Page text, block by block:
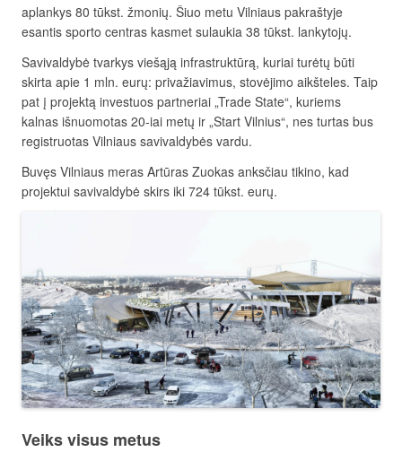
aplankys 80 tūkst. žmonių. Šiuo metu Vilniaus pakraštyje
esantis sporto centras kasmet sulaukia 38 tūkst. lankytojų.
Savivaldybė tvarkys viešąją infrastruktūrą, kuriai turėtų būti
skirta apie 1 mln. eurų: privažiavimus, stovėjimo aikšteles. Taip
pat į projektą investuos partneriai „Trade State“, kuriems
kalnas išnuomotas 20-iai metų ir „Start Vilnius“, nes turtas bus
registruotas Vilniaus savivaldybės vardu.
Buvęs Vilniaus meras Artūras Zuokas anksčiau tikino, kad
projektui savivaldybė skirs iki 724 tūkst. eurų.
Veiks visus metus